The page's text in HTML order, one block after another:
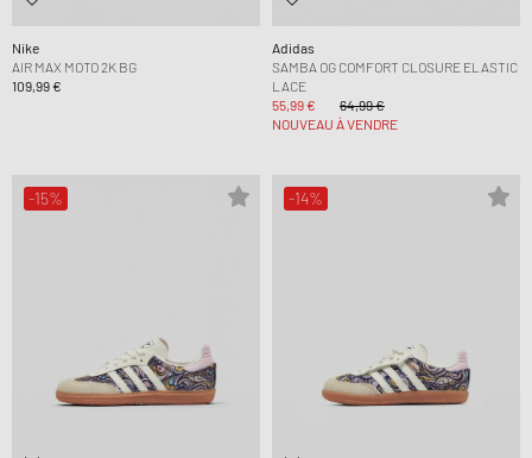
Nike
AIR MAX MOTO 2K BG
109,99 €
Adidas
SAMBA OG COMFORT CLOSURE ELASTIC
LACE
55,99 €
64,99 €
NOUVEAU À VENDRE
-15% -14%